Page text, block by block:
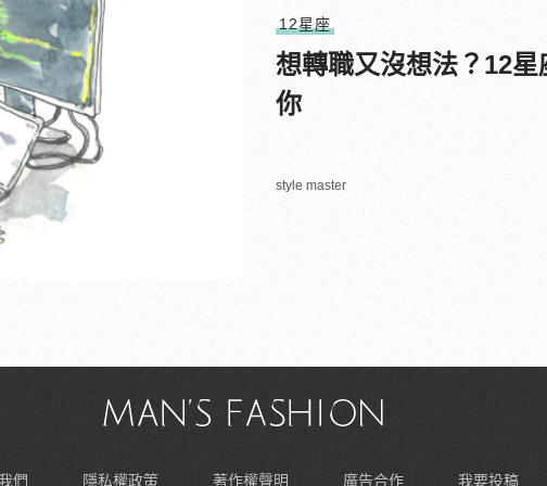
12星座
想轉職又沒想法？12
你
style master
們 隱私權政策 著作權聲明 廣告合作 我要投稿